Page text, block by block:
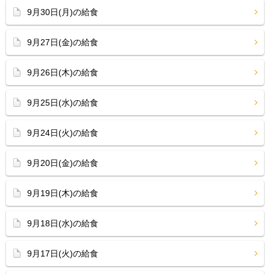
9月30日(月)の給食
9月27日(金)の給食
9月26日(木)の給食
9月25日(水)の給食
9月24日(火)の給食
9月20日(金)の給食
9月19日(木)の給食
9月18日(水)の給食
9月17日(火)の給食